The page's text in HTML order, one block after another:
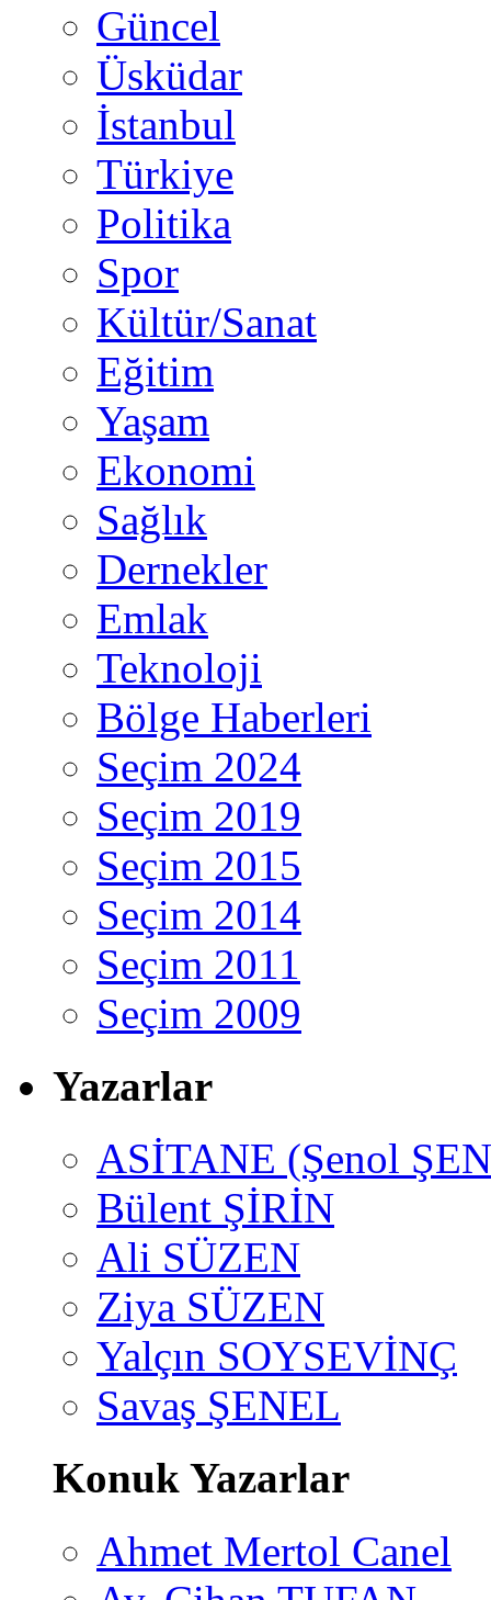
Güncel
Üsküdar
İstanbul
Türkiye
Politika
Spor
Kültür/Sanat
Eğitim
Yaşam
Ekonomi
Sağlık
Dernekler
Emlak
Teknoloji
Bölge Haberleri
Seçim 2024
Seçim 2019
Seçim 2015
Seçim 2014
Seçim 2011
Seçim 2009
Yazarlar
ASİTANE (Şenol
Bülent ŞİRİN
Ali SÜZEN
Ziya SÜZEN
Yalçın SOYSEVİNÇ
Savaş ŞENEL
Konuk Yazarlar
Ahmet Mertol Canel